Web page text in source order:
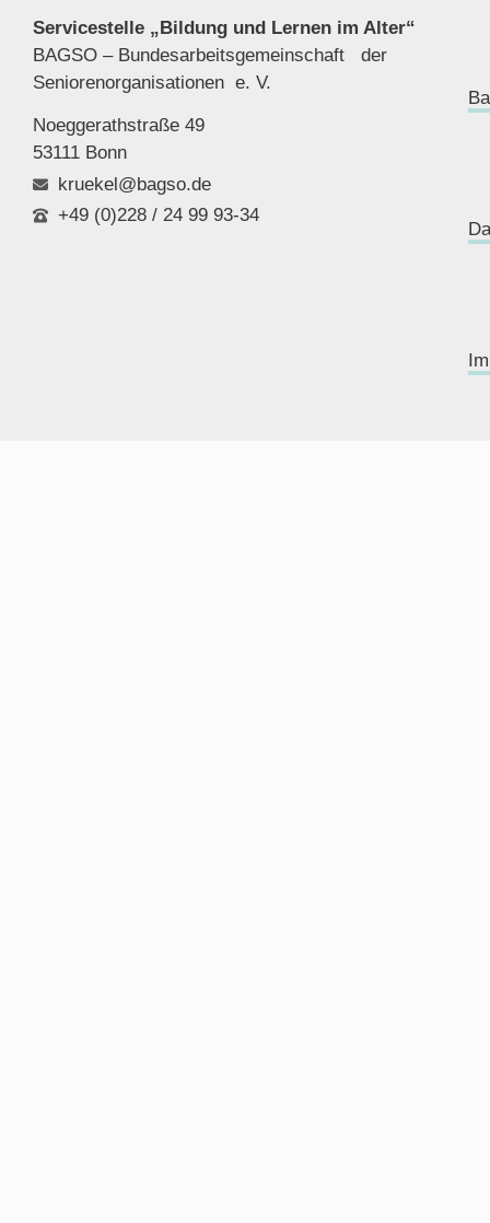
Servicestelle „Bildung und Lernen im Alter“
BAGSO – Bundesarbeitsgemeinschaft der
Seniorenorganisationen e. V.
Noeggerathstraße 49
53111 Bonn
kruekel@bagso.de
+49 (0)228 / 24 99 93-34